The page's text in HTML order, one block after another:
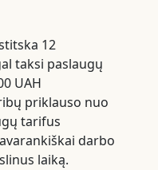
12
taksi paslaugų
UAH
priklauso nuo
tarifus
darbo
laiką.